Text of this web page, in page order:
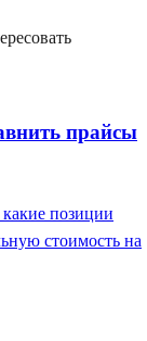
прайсы
позиции
стоимость на